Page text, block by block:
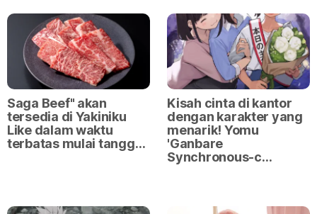
Saga Beef" akan
tersedia di Yakiniku
Like dalam waktu
terbatas mulai tangg…
Kisah cinta di kantor
dengan karakter yang
menarik! Yomu
'Ganbare
Synchronous-c…